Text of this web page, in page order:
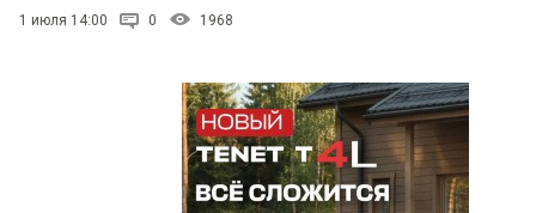
1 июля 14:00 0 1968